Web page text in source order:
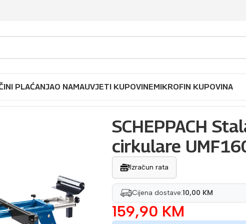
PLAĆANJAO NAMAUVJETI KUPOVINEMIKROFIN KUPOVINA
SCHEPPACH
cirkulare
Izračun rata
Cijena dostave:10,00 KM
159,90 KM